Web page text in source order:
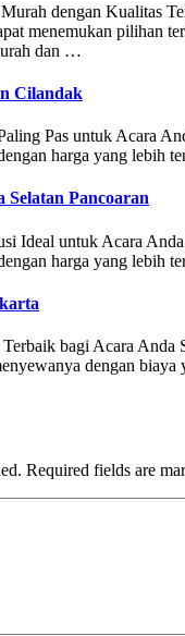
dengan Kualitas
menemukan pilihan
dan …
Cilandak
Pas untuk Acara
harga yang lebih
Selatan Pancoaran
Ideal untuk Acara
harga yang lebih
bagi Acara Anda
dengan
Required fields are